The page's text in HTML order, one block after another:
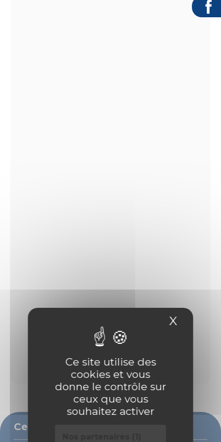
Ce site utilise des
cookies et vous
donne le contrôle sur
ceux que vous
souhaitez activer
X
Ce bien vous intéresse ?